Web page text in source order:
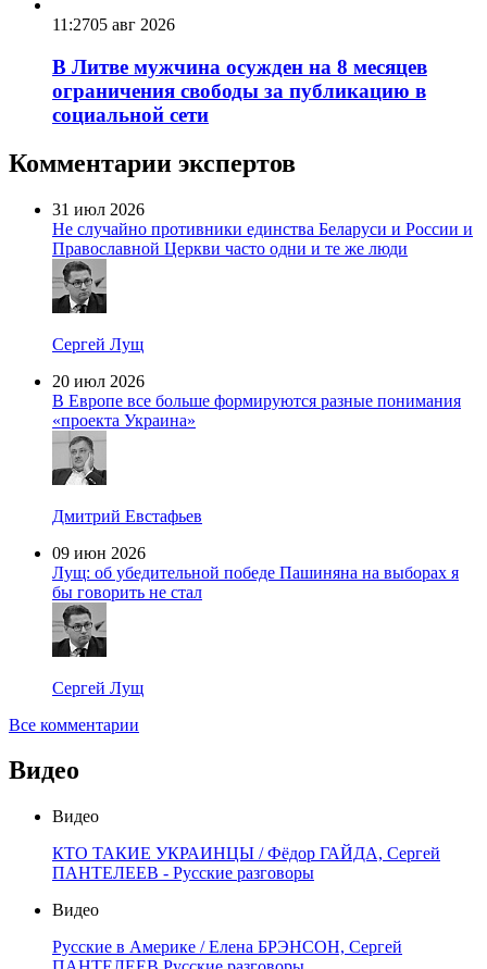
11:2705 авг 2026
В Литве мужчина осужден на 8 месяцев
ограничения свободы за публикацию в
социальной сети
Комментарии экспертов
31 июл 2026
Не случайно противники единства Беларуси и России и
Православной Церкви часто одни и те же люди
Сергей Лущ
20 июл 2026
В Европе все больше формируются разные понимания
«проекта Украина»
Дмитрий Евстафьев
09 июн 2026
Лущ: об убедительной победе Пашиняна на выборах я
бы говорить не стал
Сергей Лущ
Все комментарии
Видео
Видео
КТО ТАКИЕ УКРАИНЦЫ / Фёдор ГАЙДА, Сергей
ПАНТЕЛЕЕВ - Русские разговоры
Видео
Русские в Америке / Елена БРЭНСОН, Сергей